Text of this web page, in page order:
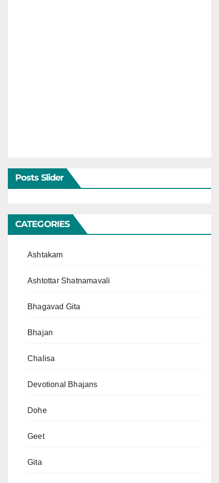
Posts Slider
CATEGORIES
Ashtakam
Ashtottar Shatnamavali
Bhagavad Gita
Bhajan
Chalisa
Devotional Bhajans
Dohe
Geet
Gita